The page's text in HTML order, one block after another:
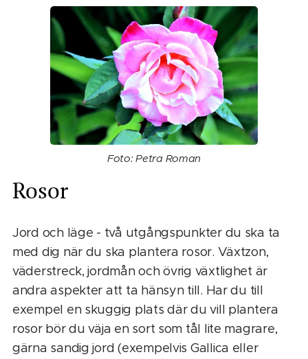
Foto: Petra Roman
Rosor
Jord och läge - två utgångspunkter du ska ta
med dig när du ska plantera rosor. Växtzon,
väderstreck, jordmån och övrig växtlighet är
andra aspekter att ta hänsyn till. Har du till
exempel en skuggig plats där du vill plantera
rosor bör du väja en sort som tål lite magrare,
gärna sandig jord (exempelvis Gallica eller